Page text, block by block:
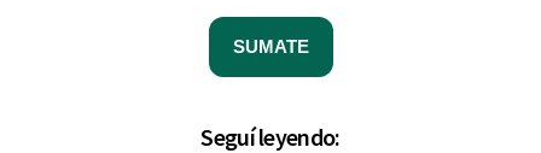
SUMATE
Seguí leyendo: